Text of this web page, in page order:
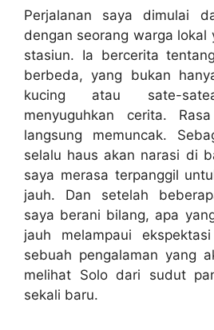
Perjalanan saya dimulai
dengan seorang warga lokal
stasiun. Ia bercerita
berbeda, yang bukan
kucing atau sate-
menyuguhkan cerita.
langsung memuncak.
selalu haus akan narasi di
saya merasa terpanggil
jauh. Dan setelah
saya berani bilang, apa
jauh melampaui
sebuah pengalaman yang
melihat Solo dari sudut
sekali baru.